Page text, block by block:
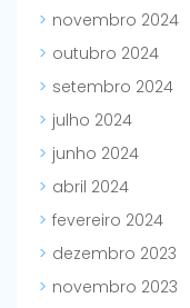
novembro 2024
outubro 2024
setembro 2024
julho 2024
junho 2024
abril 2024
fevereiro 2024
dezembro 2023
novembro 2023